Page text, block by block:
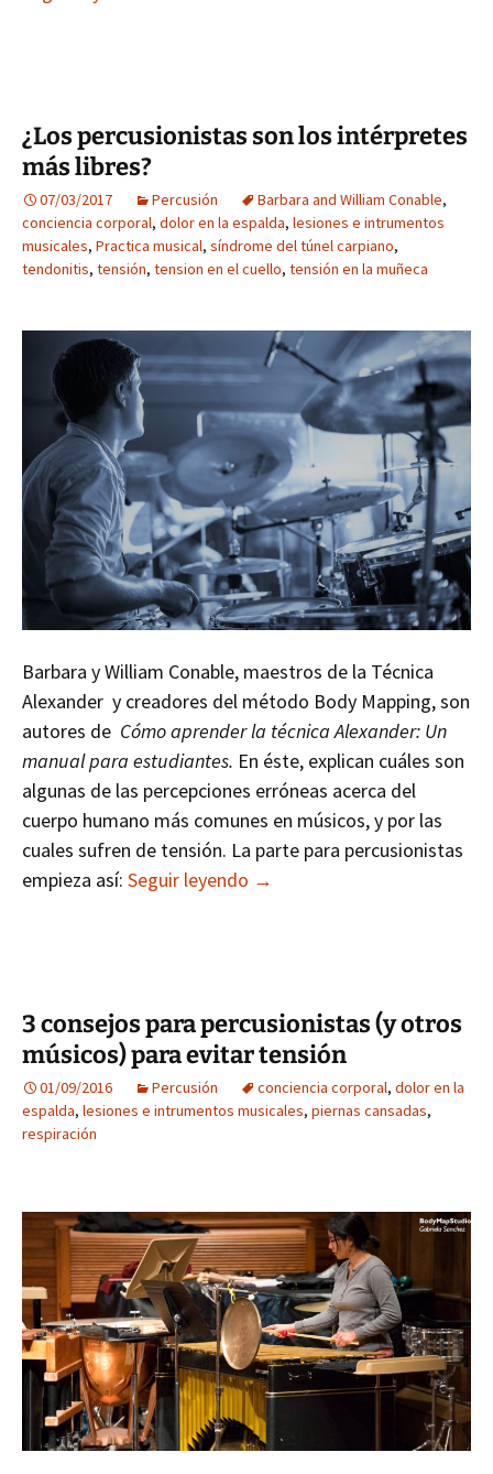
¿Los percusionistas son los intérpretes
más libres?
07/03/2017 Percusión Barbara and William Conable,
conciencia corporal, dolor en la espalda, lesiones e intrumentos
musicales, Practica musical, síndrome del túnel carpiano,
tendonitis, tensión, tension en el cuello, tensión en la muñeca
Barbara y William Conable, maestros de la Técnica
Alexander y creadores del método Body Mapping, son
autores de Cómo aprender la técnica Alexander: Un
manual para estudiantes. En éste, explican cuáles son
algunas de las percepciones erróneas acerca del
cuerpo humano más comunes en músicos, y por las
cuales sufren de tensión. La parte para percusionistas
empieza así: Seguir leyendo ¿Los percusionistas son los
→
3 consejos para percusionistas (y otros
músicos) para evitar tensión
01/09/2016 Percusión conciencia corporal, dolor en la
espalda, lesiones e intrumentos musicales, piernas cansadas,
respiración